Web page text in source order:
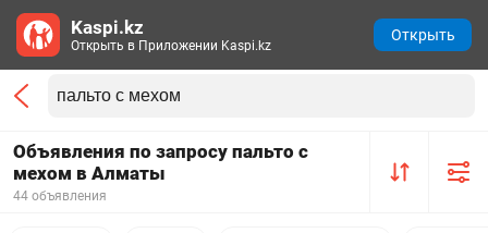
Объявления по запросу пальто с
мехом в Алматы
44 объявления
Kaspi.kz
Открыть в Приложении Kaspi.kz
Открыть